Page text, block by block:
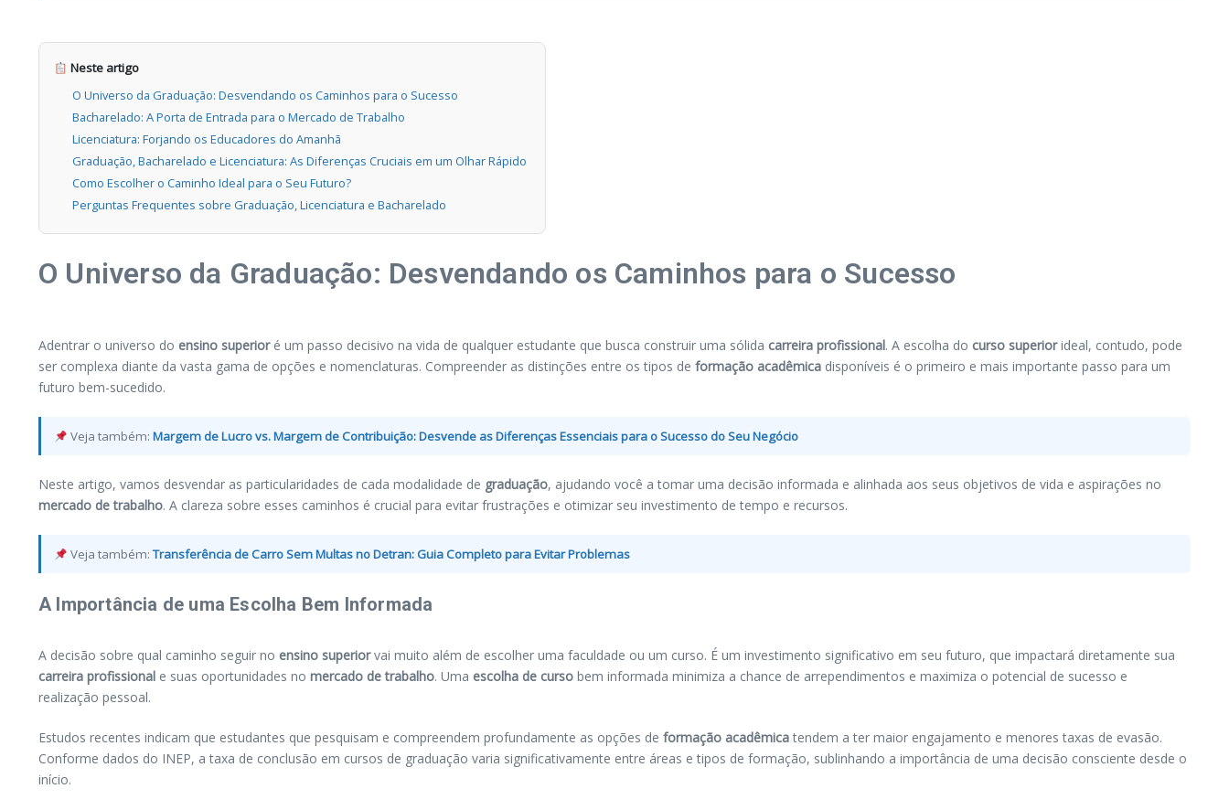
Neste artigo
O Universo da Graduação: Desvendando os Caminhos para o Sucesso
Bacharelado: A Porta de Entrada para o Mercado de Trabalho
Licenciatura: Forjando os Educadores do Amanhã
Graduação, Bacharelado e Licenciatura: As Diferenças Cruciais em um Olhar Rápido
Como Escolher o Caminho Ideal para o Seu Futuro?
Perguntas Frequentes sobre Graduação, Licenciatura e Bacharelado
O Universo da Graduação: Desvendando os Caminhos para o Sucesso
Adentrar o universo do ensino superioré um passo decisivo na vida de qualquer estudante que busca construir uma sólida carreira profissional. A escolha do curso superiorideal, contudo, pode
ser complexa diante da vasta gama de opções e nomenclaturas. Compreender as distinções entre os tipos de formação acadêmica disponíveis é o primeiro e mais importante passo para um
futuro bem-sucedido.
Veja também:Margem de Lucro vs. Margem de Contribuição: Desvende as Diferenças Essenciais para o Sucesso do Seu Negócio
Neste artigo, vamos desvendar as particularidades de cada modalidade de graduação, ajudando você a tomar uma decisão informada e alinhada aos seus objetivos de vida e aspirações no
mercado de trabalho. A clareza sobre esses caminhos é crucial para evitar frustrações e otimizar seu investimento de tempo e recursos.
Veja também:Transferência de Carro Sem Multas no Detran: Guia Completo para Evitar Problemas
A Importância de uma Escolha Bem Informada
A decisão sobre qual caminho seguir no ensino superiorvai muito além de escolher uma faculdade ou um curso. É um investimento significativo em seu futuro, que impactará diretamente sua
carreira profissional e suas oportunidades no mercado de trabalho. Uma escolha de curso bem informada minimiza a chance de arrependimentos e maximiza o potencial de sucesso e
realização pessoal.
Estudos recentes indicam que estudantes que pesquisam e compreendem profundamente as opções de formação acadêmicatendem a ter maior engajamento e menores taxas de evasão.
Conforme dados do INEP, a taxa de conclusão em cursos de graduação varia significativamente entre áreas e tipos de formação, sublinhando a importância de uma decisão consciente desde o
início.